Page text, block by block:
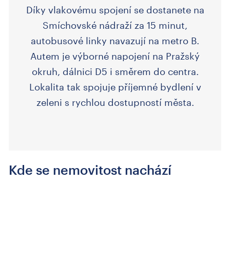
Díky vlakovému spojení se dostanete na
Smíchovské nádraží za 15 minut,
autobusové linky navazují na metro B.
Autem je výborné napojení na Pražský
okruh, dálnici D5 i směrem do centra.
Lokalita tak spojuje příjemné bydlení v
zeleni s rychlou dostupností města.
Kde se nemovitost nachází